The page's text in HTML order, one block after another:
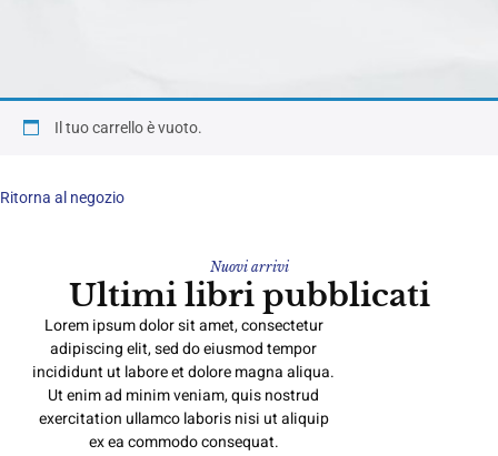
Il tuo carrello è vuoto.
Ritorna al negozio
Nuovi arrivi
Ultimi libri pubblicati
Lorem ipsum dolor sit amet, consectetur
adipiscing elit, sed do eiusmod tempor
incididunt ut labore et dolore magna aliqua.
Ut enim ad minim veniam, quis nostrud
exercitation ullamco laboris nisi ut aliquip
ex ea commodo consequat.